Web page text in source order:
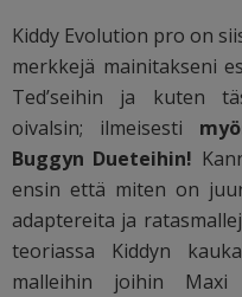
Kiddy Evolution pro on
merkkejä mainitakseni
Ted’seihin ja kuten
oivalsin; ilmeisesti
Buggyn Dueteihin!
ensin että miten on
adaptereita ja
teoriassa Kiddyn
malleihin joihin Maxi